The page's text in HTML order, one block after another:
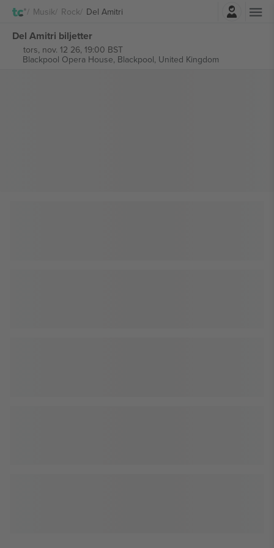
Musik Rock Del Amitri
Del Amitri biljetter
tors, nov. 12 26, 19:00 BST
Blackpool Opera House, Blackpool, United Kingdom